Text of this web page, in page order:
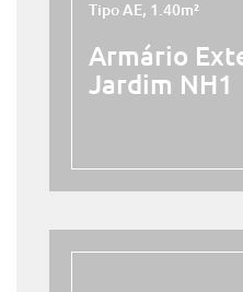
Tipo AE, 1.40m²
Armário
Jardim NH1